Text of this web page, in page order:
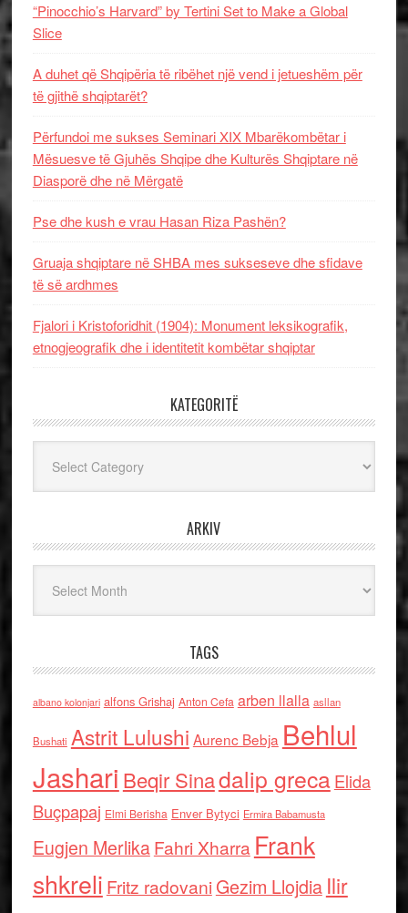
“Pinocchio’s Harvard” by Tertini Set to Make a Global
Slice
A duhet që Shqipëria të ribëhet një vend i jetueshëm për
të gjithë shqiptarët?
Përfundoi me sukses Seminari XIX Mbarëkombëtar i
Mësuesve të Gjuhës Shqipe dhe Kulturës Shqiptare në
Diasporë dhe në Mërgatë
Pse dhe kush e vrau Hasan Riza Pashën?
Gruaja shqiptare në SHBA mes sukseseve dhe sfidave
të së ardhmes
Fjalori i Kristoforidhit (1904): Monument leksikografik,
etnogjeografik dhe i identitetit kombëtar shqiptar
KATEGORITË
ARKIV
TAGS
albano kolonjari alfons Grishaj Anton Cefa arben llalla asllan
Bushati Astrit Lulushi Aurenc Bebja Behlul
Jashari Beqir Sinadalip grecaElida
Buçpapaj Elmi Berisha Enver Bytyci Ermira Babamusta
Eugjen MerlikaFahri Xharra Frank
shkreli Fritz radovaniGezim Llojdia Ilir